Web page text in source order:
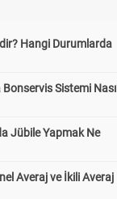
Hangi Durumlarda
Sistemi Nasıl
Jübile Yapmak Ne
Averaj ve İkili Averaj